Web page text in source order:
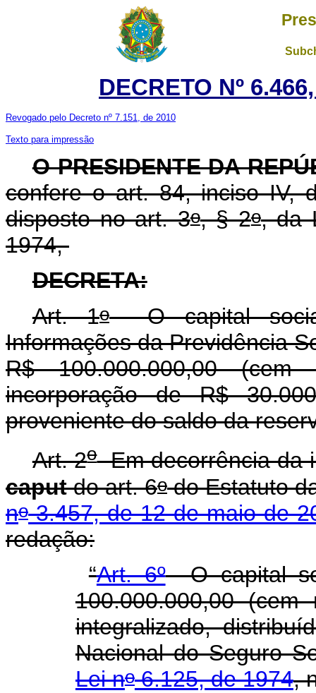
DECRETO Nº
Revogado pelo Decreto nº 7.151, de 2010
Texto para impressão
O PRESIDENTE DA
confere o art. 84, inciso IV,
disposto no art. 3o, § 2o, da
1974,
DECRETA:
Art. 1oO capital social
Informações da Previdência
R$ 100.000.000,00
incorporação de R$
proveniente do saldo da
Art. 2oEm decorrência da
caputdo art. 6odo Estatuto
no3.457, de 12 de maio de
redação:
“Art. 6ºO capital
100.000.000,00
integralizado,
Nacional do Seguro
Lei no6.125, de 1974,